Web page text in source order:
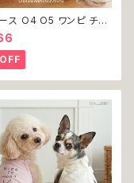
ス O4 O5 ワンピ チェ
ーツ レース 女の子 犬
猫 服 洋服 ペット do
ウェア おしゃれ かわい
換不可